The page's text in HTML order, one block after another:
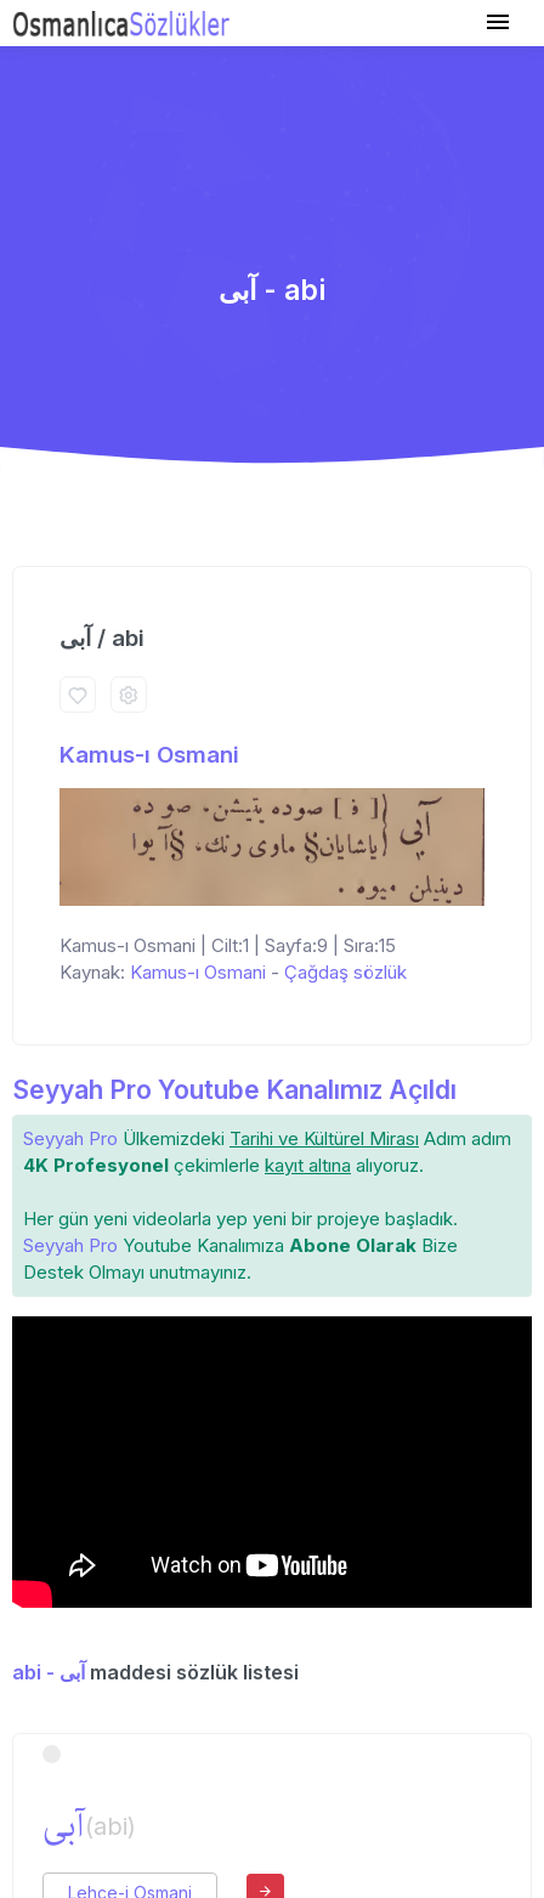
آبی - abi
آبی / abi
Kamus-ı Osmani
Kamus-ı Osmani | Cilt:1 | Sayfa:9 | Sıra:15
Kaynak: Kamus-ı Osmani - Çağdaş sözlük
Seyyah Pro Youtube Kanalımız Açıldı
Seyyah Pro Ülkemizdeki Tarihi ve Kültürel Mirası Adım adım
4K Profesyonel çekimlerle kayıt altına alıyoruz.
Her gün yeni videolarla yep yeni bir projeye başladık.
Seyyah Pro Youtube Kanalımıza Abone Olarak Bize
Destek Olmayı unutmayınız.
abi - آبی maddesi sözlük listesi
آبی(abi)
Lehçe-i Osmani